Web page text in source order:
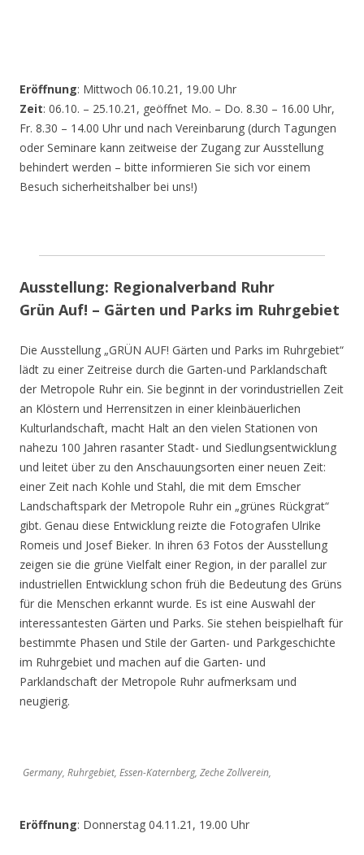
Eröffnung: Mittwoch 06.10.21, 19.00 Uhr
Zeit: 06.10. – 25.10.21, geöffnet Mo. – Do. 8.30 – 16.00 Uhr,
Fr. 8.30 – 14.00 Uhr und nach Vereinbarung (durch Tagungen
oder Seminare kann zeitweise der Zugang zur Ausstellung
behindert werden – bitte informieren Sie sich vor einem
Besuch sicherheitshalber bei uns!)
Ausstellung: Regionalverband Ruhr
Grün Auf! – Gärten und Parks im Ruhrgebiet
Die Ausstellung „GRÜN AUF! Gärten und Parks im Ruhrgebiet“
lädt zu einer Zeitreise durch die Garten-und Parklandschaft
der Metropole Ruhr ein. Sie beginnt in der vorindustriellen Zeit
an Klöstern und Herrensitzen in einer kleinbäuerlichen
Kulturlandschaft, macht Halt an den vielen Stationen von
nahezu 100 Jahren rasanter Stadt- und Siedlungsentwicklung
und leitet über zu den Anschauungsorten einer neuen Zeit:
einer Zeit nach Kohle und Stahl, die mit dem Emscher
Landschaftspark der Metropole Ruhr ein „grünes Rückgrat“
gibt. Genau diese Entwicklung reizte die Fotografen Ulrike
Romeis und Josef Bieker. In ihren 63 Fotos der Ausstellung
zeigen sie die grüne Vielfalt einer Region, in der parallel zur
industriellen Entwicklung schon früh die Bedeutung des Grüns
für die Menschen erkannt wurde. Es ist eine Auswahl der
interessantesten Gärten und Parks. Sie stehen beispielhaft für
bestimmte Phasen und Stile der Garten- und Parkgeschichte
im Ruhrgebiet und machen auf die Garten- und
Parklandschaft der Metropole Ruhr aufmerksam und
neugierig.
Germany, Ruhrgebiet, Essen-Katernberg, Zeche Zollverein,
Eröffnung: Donnerstag 04.11.21, 19.00 Uhr